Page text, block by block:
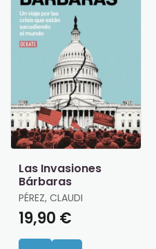
Las Invasiones
Bárbaras
PÉREZ, CLAUDI
19,90 €